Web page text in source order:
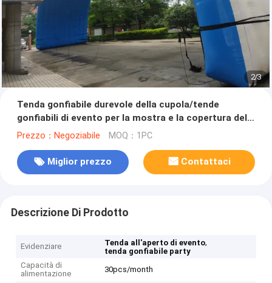
2/3
Tenda gonfiabile durevole della cupola/tende
gonfiabili di evento per la mostra e la copertura della
fase
Prezzo：Negoziabile MOQ：1PC
Miglior prezzo Contattaci
Descrizione Di Prodotto
Evidenziare Tenda all'aperto di evento,
tenda gonfiabile party
Capacità di
alimentazione
30pcs/month